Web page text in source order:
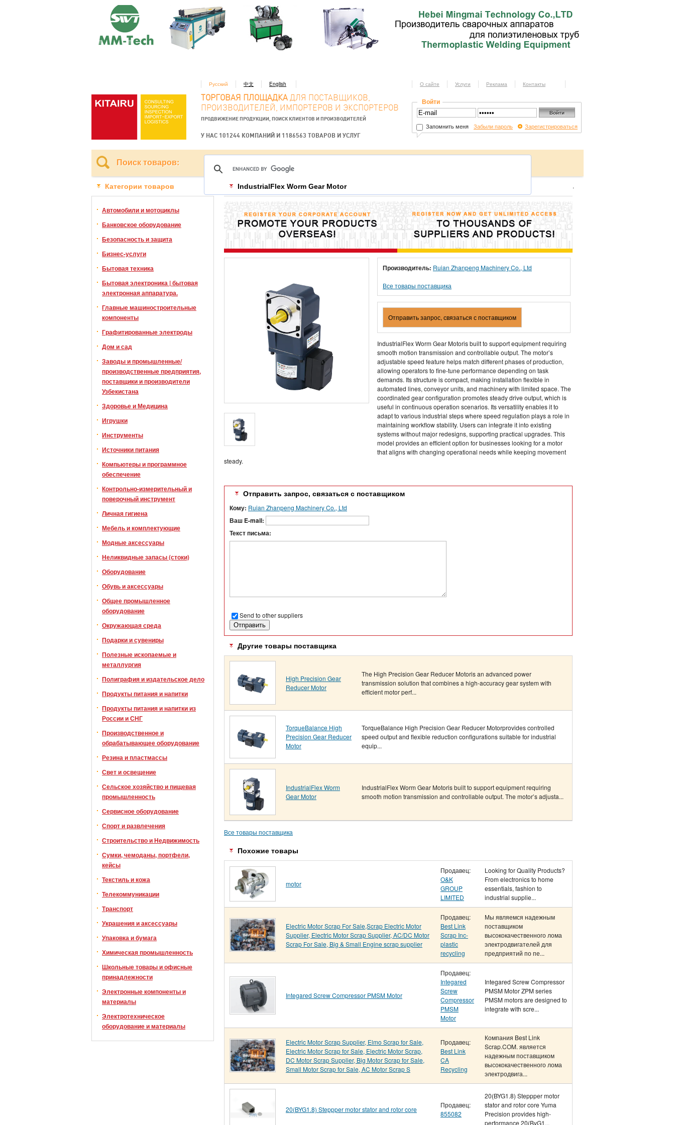
Русский 中文 English
ТОРГОВАЯ ПЛОЩАДКА ДЛЯ ПОСТАВЩИКОВ,
ПРОИЗВОДИТЕЛЕЙ, ИМПОРТЕРОВ И ЭКСПОРТЕРОВ
ПРОДВИЖЕНИЕ ПРОДУКЦИИ, ПОИСК КЛИЕНТОВ И ПРОИЗВОДИТЕЛЕЙ
У НАС 101244 КОМПАНИЙ И 1186563 ТОВАРОВ И УСЛУГ
О сайте Услуги Реклама Контакты
Войти
Запомнить меня Забыли пароль Зарегистрироваться
Поиск товаров:
Категории товаров
Автомобили и мотоциклы
Банковское оборудование
Безопасность и защита
Бизнес-услуги
Бытовая техника
Бытовая электроника | бытовая
электронная аппаратура.
Главные машиностроительные
компоненты
Графитированные электроды
Дом и сад
Заводы и промышленные/
производственные предприятия,
поставщики и производители
Узбекистана
Здоровье и Медицина
Игрушки
Инструменты
Источники питания
Компьютеры и программное
обеспечение
Контрольно-измерительный и
поверочный инструмент
Личная гигиена
Мебель и комплектующие
Модные аксессуары
Неликвидные запасы (стоки)
Оборудование
Обувь и аксессуары
Общее промышленное
оборудование
Окружающая среда
Подарки и сувениры
Полезные ископаемые и
металлургия
Полиграфия и издательское дело
Продукты питания и напитки
Продукты питания и напитки из
России и СНГ
Производственное и
обрабатывающее оборудование
Резина и пластмассы
Свет и освещение
Сельское хозяйство и пищевая
промышленность
Сервисное оборудование
Спорт и развлечения
Строительство и Недвижимость
Сумки, чемоданы, портфели,
кейсы
Текстиль и кожа
Телекоммуникации
Транспорт
Украшения и аксессуары
Упаковка и бумага
Химическая промышленность
Школьные товары и офисные
принадлежности
Электронные компоненты и
материалы
Электротехническое
оборудование и материалы
.
IndustrialFlex Worm Gear Motor
Производитель: Ruian Zhanpeng Machinery Co., Ltd
Все товары поставщика
Отправить запрос, связаться с поставщиком
IndustrialFlex Worm Gear Motoris built to support equipment requiring
smooth motion transmission and controllable output. The motor’s
adjustable speed feature helps match different phases of production,
allowing operators to fine-tune performance depending on task
demands. Its structure is compact, making installation flexible in
automated lines, conveyor units, and machinery with limited space. The
coordinated gear configuration promotes steady drive output, which is
useful in continuous operation scenarios. Its versatility enables it to
adapt to various industrial steps where speed regulation plays a role in
maintaining workflow stability. Users can integrate it into existing
systems without major redesigns, supporting practical upgrades. This
model provides an efficient option for businesses looking for a motor
that aligns with changing operational needs while keeping movement
steady.
Отправить запрос, связаться с поставщиком
Кому: Ruian Zhanpeng Machinery Co., Ltd
Ваш E-mail:
Текст письма:
Send to other suppliers
Другие товары поставщика
High Precision Gear
Reducer Motor
The High Precision Gear Reducer Motoris an advanced power
transmission solution that combines a high-accuracy gear system with
efficient motor perf...
TorqueBalance High
Precision Gear Reducer
Motor
TorqueBalance High Precision Gear Reducer Motorprovides controlled
speed output and flexible reduction configurations suitable for industrial
equip...
IndustrialFlex Worm
Gear Motor
IndustrialFlex Worm Gear Motoris built to support equipment requiring
smooth motion transmission and controllable output. The motor’s adjusta...
Все товары поставщика
Похожие товары
motor
Продавец:
O&K
GROUP
LIMITED
Looking for Quality Products?
From electronics to home
essentials, fashion to
industrial supplie...
Electric Motor Scrap For Sale,Scrap Electric Motor
Supplier, Electric Motor Scrap Supplier, AC/DC Motor
Scrap For Sale, Big & Small Engine scrap supplier
Продавец:
Best Link
Scrap Inc-
plastic
recycling
Мы являемся надежным
поставщиком
высококачественного лома
электродвигателей для
предприятий по пе...
Integared Screw Compressor PMSM Motor
Продавец:
Integared
Screw
Compressor
PMSM
Motor
Integared Screw Compressor
PMSM Motor ZPM series
PMSM motors are designed to
integrate with scre...
Electric Motor Scrap Supplier, Elmo Scrap for Sale,
Electric Motor Scrap for Sale, Electric Motor Scrap,
DC Motor Scrap Supplier, Big Motor Scrap for Sale,
Small Motor Scrap for Sale, AC Motor Scrap S
Продавец:
Best Link
CA
Recycling
Компания Best Link
Scrap.COM. является
надежным поставщиком
высококачественного лома
электродвига...
20(BYG1.8) Steppper motor stator and rotor core
Продавец:
855082
20(BYG1.8) Steppper motor
stator and rotor core Yuma
Precision provides high-
performance 20(ByG1...